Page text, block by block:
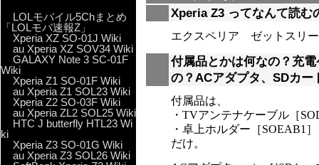
Xperia Z3 ってなんて読む
エクスペリア ゼットスリー
付属品とかは何なの？充
の？ACアダプタ、SDカー
付属品は、
・TVアンテナケーブル［
・卓上ホルダー［SOEAB1］
だけ。
LOLモバイル5Chまとめ
「LOLモバ速報Z」
Xperia XZ SO-01J Wiki
au Xperia XZ SOV34 Wiki
GALAXY Note 3 SC-01F
Wiki
Xperia Z1 SO-01F Wiki
au Xperia Z1 SOL23 Wiki
Xperia Z2 SO-03F Wiki
au Xperia ZL2 SOL25 Wiki
HTC J butterfly HTL23 Wi
ki
Xperia Z3 SO-01G Wiki
au Xperia Z3 SOL26 Wiki